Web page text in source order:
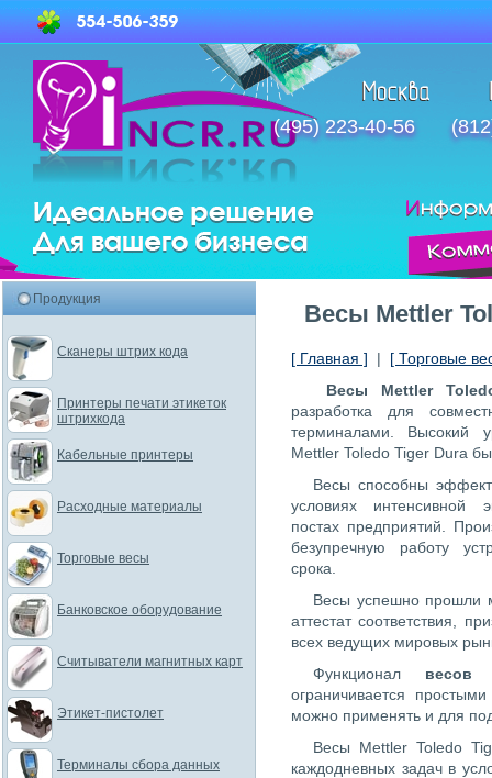
(495) 223-40-56
Весы Mettler
[ Главная ] | [ Торговые
Весы Mettler
разработка для
терминалами. Высокий
Mettler Toledo Tiger Dura
Весы способны
условиях интенсивной
постах предприятий.
безупречную работу
срока.
Весы успешно прошли
аттестат соответствия,
всех ведущих мировых
Функционал весов
ограничивается
можно применять и для
Весы Mettler Toledo
каждодневных задач в
Продукция
Сканеры штрих кода
Принтеры печати этикеток
штрихкода
Кабельные принтеры
Расходные материалы
Торговые весы
Банковское оборудование
Считыватели магнитных карт
Этикет-пистолет
Терминалы сбора данных